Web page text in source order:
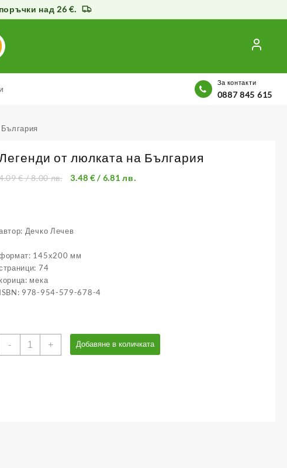
над 26 €.
За контакти
0887 845 615
Легенди от люлката на България
€/ 8.00 лв. 3.48 €/ 6.81 лв.
Дечко Лечев
145х200 мм
74
корица: мека
ISBN: 978-954-579-678-4
-
количество
+ Добавяне в количката